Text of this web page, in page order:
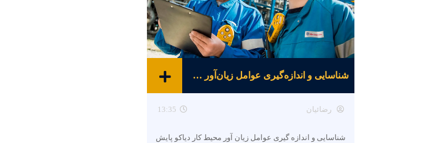
شناسایی و اندازه‌گیری عوامل زیان‌آور محیط کار
رضائیان 13:35
شناسایی و اندازه گیری عوامل زیان آور محیط کار دیاکو پایش